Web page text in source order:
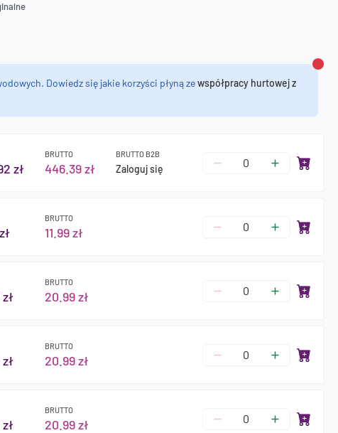
Dowiedz się jakie korzyści płyną zewspółpracy hurtowej z
zł
BRUTTO
446.39 zł
BRUTTO B2B
Zaloguj się
BRUTTO
11.99 zł
BRUTTO
20.99 zł
BRUTTO
20.99 zł
BRUTTO
20.99 zł